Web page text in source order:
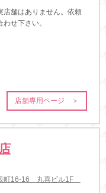
店舗はありません。依頼
せ下さい。
店舗専用ページ ＞
町16-16 丸喜ビル1F